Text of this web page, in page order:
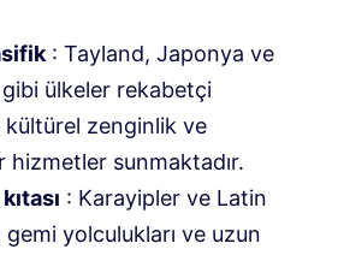
: Tayland, Japonya ve
ülkeler rekabetçi
zenginlik ve
hizmetler sunmaktadır.
: Karayipler ve Latin
gemi yolculukları ve uzun